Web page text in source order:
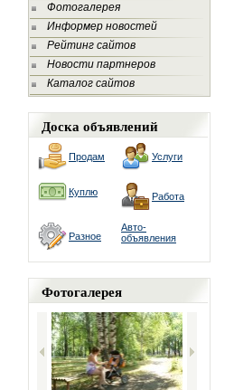
Фотогалерея
Информер новостей
Рейтинг сайтов
Новости партнеров
Каталог сайтов
Доска объявлений
Продам Услуги
Куплю Работа
Разное
Авто-
объявления
Фотогалерея